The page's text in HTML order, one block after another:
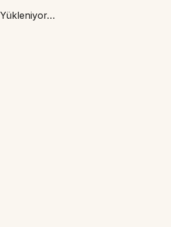
Yükleniyor…